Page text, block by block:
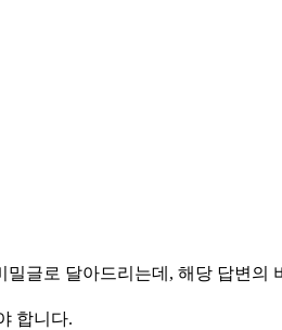
글로 달아드리는데, 해당 답변
합니다.